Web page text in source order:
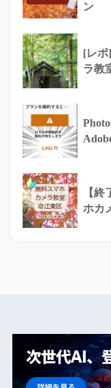
ン
[レポ
ラ教
【
ホカ